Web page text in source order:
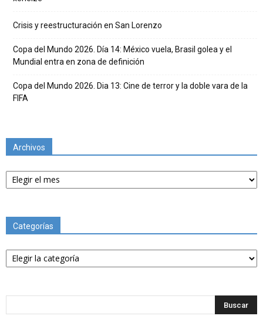
Crisis y reestructuración en San Lorenzo
Copa del Mundo 2026. Día 14: México vuela, Brasil golea y el
Mundial entra en zona de definición
Copa del Mundo 2026. Dia 13: Cine de terror y la doble vara de la
FIFA
Archivos
Archivos
Categorías
Categorías